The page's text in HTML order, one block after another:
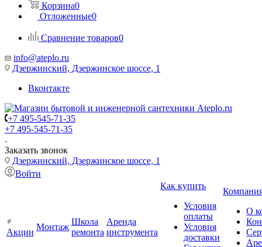
Корзина0
Отложенные0
Сравнение товаров0
info@ateplo.ru
Дзержинский, Дзержинское шоссе, 1
Вконтакте
+7 495-545-71-35
+7 495-545-71-35
Заказать звонок
Дзержинский, Дзержинское шоссе, 1
Войти
Акции
Монтаж
Школа
ремонта
Аренда
инструмента
Как купить
Условия
оплаты
Условия
доставки
О